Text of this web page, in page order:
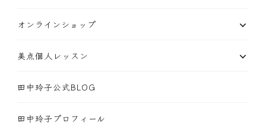
オンラインショップ
美点個人レッスン
田中玲子公式BLOG
田中玲子プロフィール